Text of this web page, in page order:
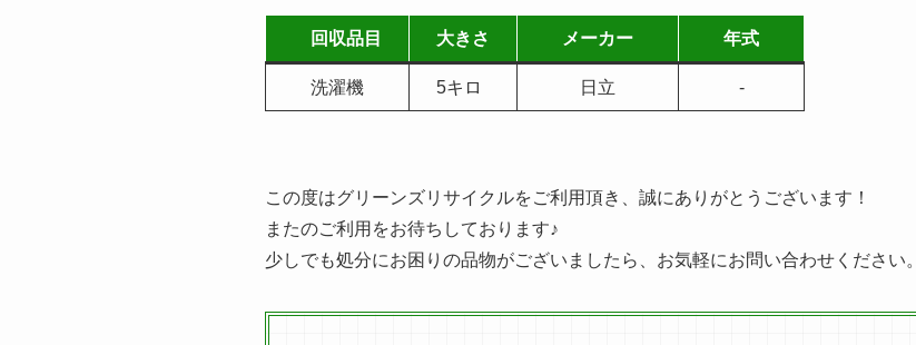
回収品目 大きさ メーカー 年式
洗濯機 5キロ 日立 -
この度はグリーンズリサイクルをご利用頂き、誠にありがとうございます！
またのご利用をお待ちしております♪
少しでも処分にお困りの品物がございましたら、お気軽にお問い合わせください。